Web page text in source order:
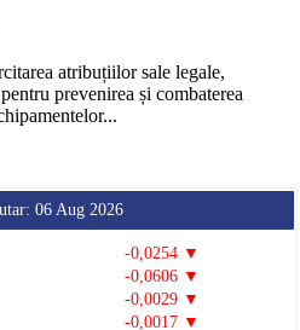
atribuțiilor sale legale,
prevenirea și combaterea
06 Aug 2026
-0,0254 ▼
-0,0606 ▼
-0,0029 ▼
-0,0017 ▼